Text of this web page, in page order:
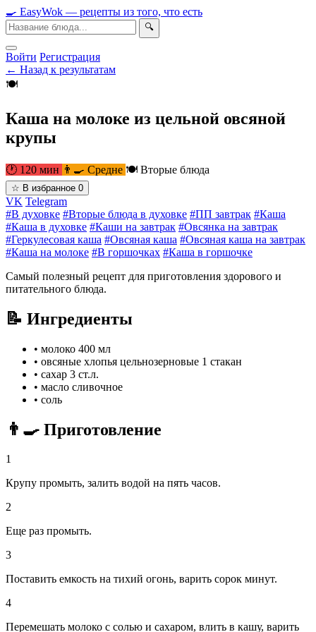
🍳 EasyWok — рецепты из того, что есть
🔍
Войти Регистрация
← Назад к результатам
🍽
Каша на молоке из цельной овсяной
крупы
🕐 120 мин 👨‍🍳 Средне 🍽 Вторые блюда
☆ В избранное 0
VK Telegram
#В духовке #Вторые блюда в духовке #ПП завтрак #Каша
#Каша в духовке #Каши на завтрак #Овсянка на завтрак
#Геркулесовая каша #Овсяная каша #Овсяная каша на завтрак
#Каша на молоке #В горшочках #Каша в горшочке
Самый полезный рецепт для приготовления здорового и
питательного блюда.
📝 Ингредиенты
• молоко 400 мл
• овсяные хлопья цельнозерновые 1 стакан
• сахар 3 ст.л.
• масло сливочное
• соль
👨‍🍳 Приготовление
1
Крупу промыть, залить водой на пять часов.
2
Еще раз промыть.
3
Поставить емкость на тихий огонь, варить сорок минут.
4
Перемешать молоко с солью и сахаром, влить в кашу, варить